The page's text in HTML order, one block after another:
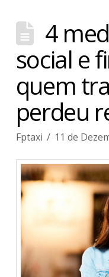
4
social e
quem
perdeu
Fptaxi 11 de